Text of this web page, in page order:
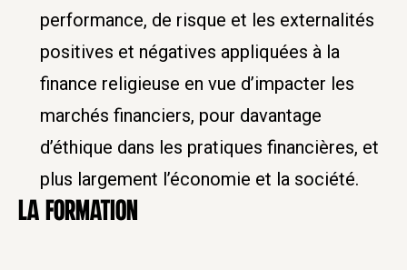
performance, de risque et les externalités
positives et négatives appliquées à la
finance religieuse en vue d’impacter les
marchés financiers, pour davantage
d’éthique dans les pratiques financières, et
plus largement l’économie et la société.
LA FORMATION